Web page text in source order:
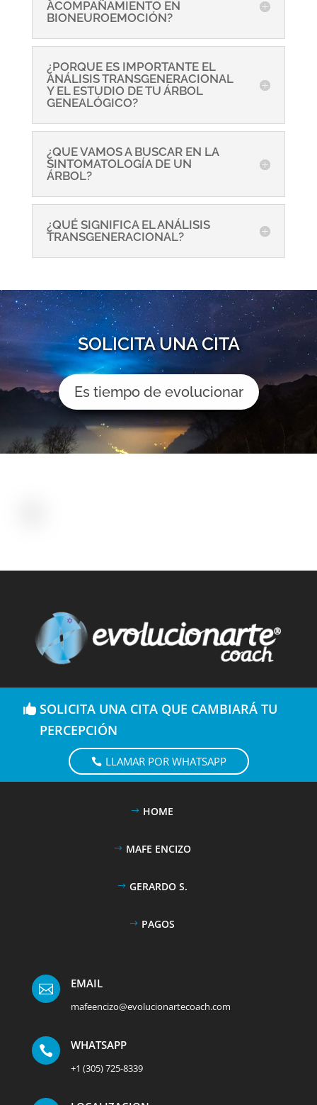
ACOMPAÑAMIENTO EN
BIONEUROEMOCIÓN?
¿PORQUE ES IMPORTANTE EL
ANÁLISIS TRANSGENERACIONAL
Y EL ESTUDIO DE TU ÁRBOL
GENEALÓGICO?
¿QUE VAMOS A BUSCAR EN LA
SINTOMATOLOGÍA DE UN
ÁRBOL?
¿QUÉ SIGNIFICA EL ANÁLISIS
TRANSGENERACIONAL?
SOLICITA UNA CITA
Es tiempo de evolucionar
SOLICITA UNA CITA QUE CAMBIARÁ TU
PERCEPCIÓN
LLAMAR POR WHATSAPP
HOME
MAFE ENCIZO
GERARDO S.
PAGOS
 EMAIL
mafeencizo@evolucionartecoach.com
 WHATSAPP
+1 (305) 725-8339